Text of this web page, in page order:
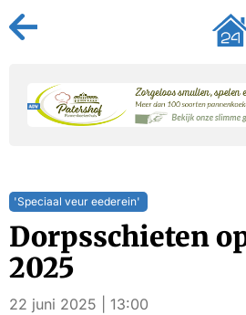
'Speciaal veur eederein'
Dorpsschieten
2025
22 juni 2025 | 13:00